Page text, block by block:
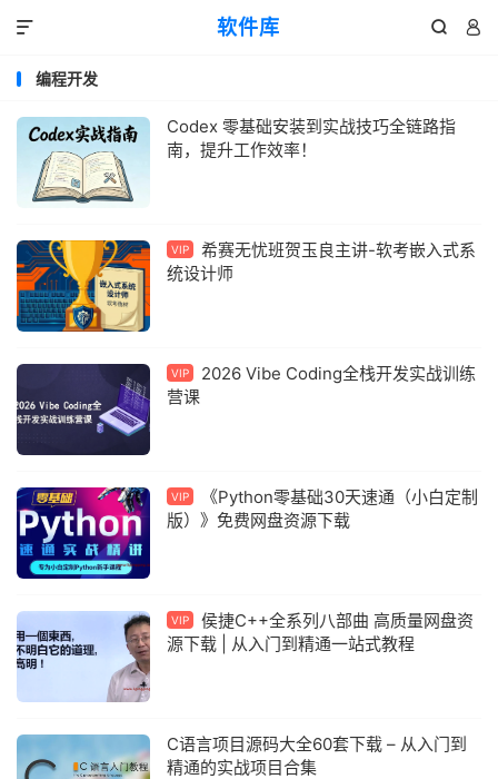
软件库  

编程开发
Codex 零基础安装到实战技巧全链路指
南，提升工作效率！
VIP
希赛无忧班贺玉良主讲-软考嵌入式系
统设计师
VIP
2026 Vibe Coding全栈开发实战训练
营课
VIP
《Python零基础30天速通（小白定制
版）》免费网盘资源下载
VIP
侯捷C++全系列八部曲 高质量网盘资
源下载 | 从入门到精通一站式教程
C语言项目源码大全60套下载 – 从入门到
精通的实战项目合集